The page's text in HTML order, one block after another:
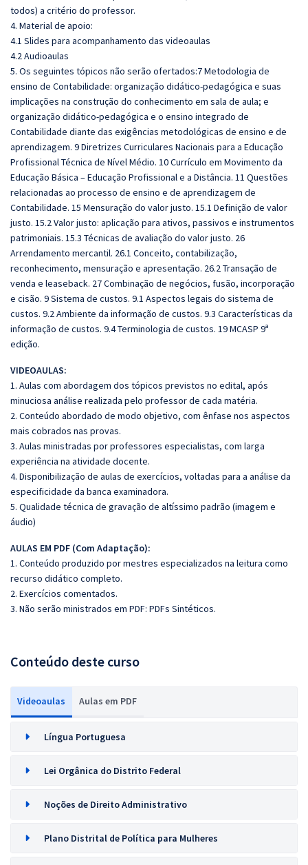
todos) a critério do professor.
4. Material de apoio:
4.1 Slides para acompanhamento das videoaulas
4.2 Audioaulas
5. Os seguintes tópicos não serão ofertados:7 Metodologia de
ensino de Contabilidade: organização didático-pedagógica e suas
implicações na construção do conhecimento em sala de aula; e
organização didático-pedagógica e o ensino integrado de
Contabilidade diante das exigências metodológicas de ensino e de
aprendizagem. 9 Diretrizes Curriculares Nacionais para a Educação
Profissional Técnica de Nível Médio. 10 Currículo em Movimento da
Educação Básica – Educação Profissional e a Distância. 11 Questões
relacionadas ao processo de ensino e de aprendizagem de
Contabilidade. 15 Mensuração do valor justo. 15.1 Definição de valor
justo. 15.2 Valor justo: aplicação para ativos, passivos e instrumentos
patrimoniais. 15.3 Técnicas de avaliação do valor justo. 26
Arrendamento mercantil. 26.1 Conceito, contabilização,
reconhecimento, mensuração e apresentação. 26.2 Transação de
venda e leaseback. 27 Combinação de negócios, fusão, incorporação
e cisão. 9 Sistema de custos. 9.1 Aspectos legais do sistema de
custos. 9.2 Ambiente da informação de custos. 9.3 Características da
informação de custos. 9.4 Terminologia de custos. 19 MCASP 9ª
edição.
VIDEOAULAS:
1. Aulas com abordagem dos tópicos previstos no edital, após
minuciosa análise realizada pelo professor de cada matéria.
2. Conteúdo abordado de modo objetivo, com ênfase nos aspectos
mais cobrados nas provas.
3. Aulas ministradas por professores especialistas, com larga
experiência na atividade docente.
4. Disponibilização de aulas de exercícios, voltadas para a análise da
especificidade da banca examinadora.
5. Qualidade técnica de gravação de altíssimo padrão (imagem e
áudio)
AULAS EM PDF (Com Adaptação):
1. Conteúdo produzido por mestres especializados na leitura como
recurso didático completo.
2. Exercícios comentados.
3. Não serão ministrados em PDF: PDFs Sintéticos.
Conteúdo deste curso
Videoaulas Aulas em PDF
Língua Portuguesa
Lei Orgânica do Distrito Federal
Noções de Direito Administrativo
Plano Distrital de Política para Mulheres